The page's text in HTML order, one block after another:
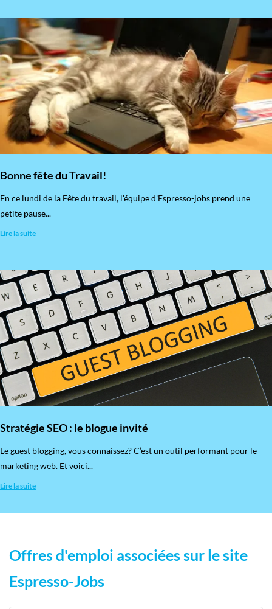
Bonne fête du Travail!
En ce lundi de la Fête du travail, l'équipe d'Espresso-jobs prend une
petite pause...
Lire la suite
Stratégie SEO : le blogue invité
​Le guest blogging, vous connaissez? C’est un outil performant pour le
marketing web. Et voici...
Lire la suite
Offres d'emploi associées sur le site
Espresso-Jobs